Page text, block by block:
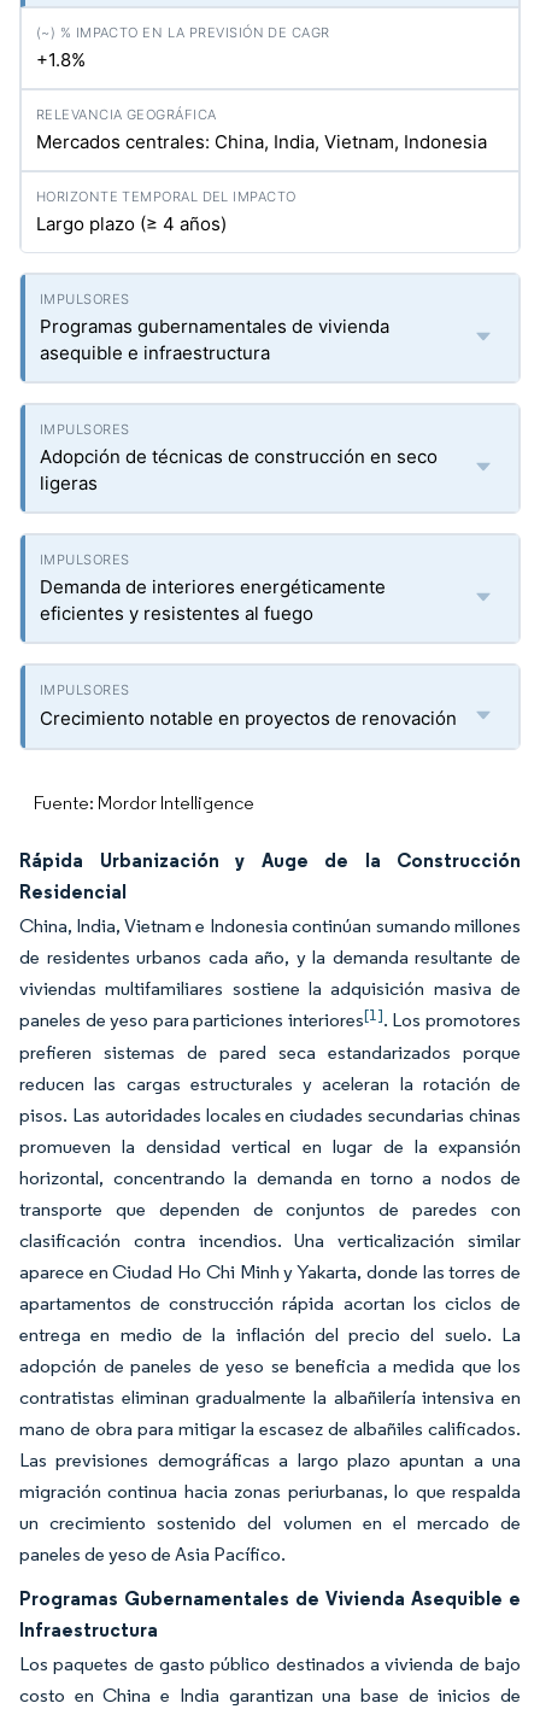
+1.8%
Mercados centrales: China, India, Vietnam, Indonesia
Largo plazo (≥ 4 años)
Programas gubernamentales de vivienda
asequible e infraestructura
Adopción de técnicas de construcción en seco
ligeras
Demanda de interiores energéticamente
eficientes y resistentes al fuego
Crecimiento notable en proyectos de renovación
Fuente: Mordor Intelligence
Rápida Urbanización y Auge de la Construcción
Residencial
China, India, Vietnam e Indonesia continúan sumando millones
de residentes urbanos cada año, y la demanda resultante de
viviendas multifamiliares sostiene la adquisición masiva de
paneles de yeso para particiones interiores[1]. Los promotores
prefieren sistemas de pared seca estandarizados porque
reducen las cargas estructurales y aceleran la rotación de
pisos. Las autoridades locales en ciudades secundarias chinas
promueven la densidad vertical en lugar de la expansión
horizontal, concentrando la demanda en torno a nodos de
transporte que dependen de conjuntos de paredes con
clasificación contra incendios. Una verticalización similar
aparece en Ciudad Ho Chi Minh y Yakarta, donde las torres de
apartamentos de construcción rápida acortan los ciclos de
entrega en medio de la inflación del precio del suelo. La
adopción de paneles de yeso se beneficia a medida que los
contratistas eliminan gradualmente la albañilería intensiva en
mano de obra para mitigar la escasez de albañiles calificados.
Las previsiones demográficas a largo plazo apuntan a una
migración continua hacia zonas periurbanas, lo que respalda
un crecimiento sostenido del volumen en el mercado de
paneles de yeso de Asia Pacífico.
Programas Gubernamentales de Vivienda Asequible e
Infraestructura
Los paquetes de gasto público destinados a vivienda de bajo
costo en China e India garantizan una base de inicios de